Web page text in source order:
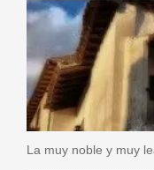
La muy noble y muy